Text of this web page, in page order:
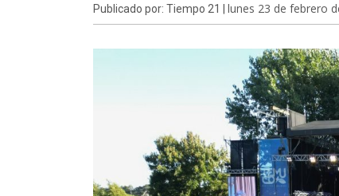
Publicado por: Tiempo 21 | lunes 23 de febrero